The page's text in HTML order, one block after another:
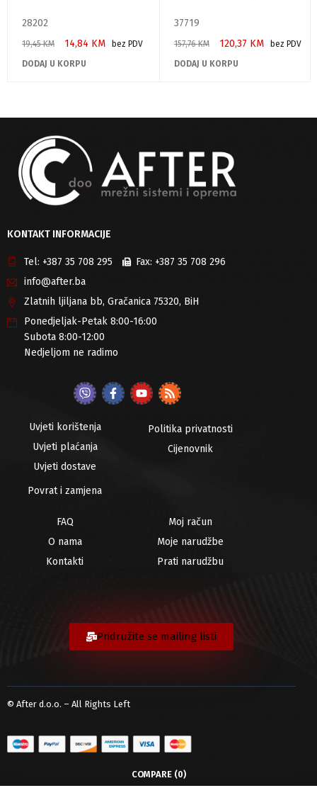
28202
19,45KM 14,84 KM
bez PDV
DODAJ U KORPU
37719
157,76KM 120,37 KM
bez PDV
DODAJ U KORPU
KONTAKT INFORMACIJE
Tel: +387 35 708 295 Fax: +387 35 708 296
info@after.ba
Zlatnih ljiljana bb, Gračanica 75320, BiH
Ponedjeljak-Petak 8:00-16:00
Subota 8:00-12:00
Nedjeljom ne radimo
Uvjeti korištenja
Uvjeti plaćanja
Uvjeti dostave
Povrat i zamjena
Politika privatnosti
Cijenovnik
FAQ
O nama
Kontakti
Moj račun
Moje narudžbe
Prati narudžbu
Pridružite se mailing listi
© After d.o.o. – All Rights Left
COMPARE (0)